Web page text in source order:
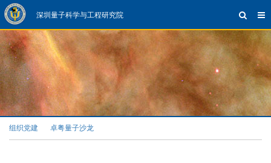
深圳量子科学与工程研究院
组织党建 卓粤量子沙龙